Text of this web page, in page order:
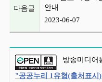
다음글
안내
2023-06-07
방송미디어
"공공누리 1유형(출처표시